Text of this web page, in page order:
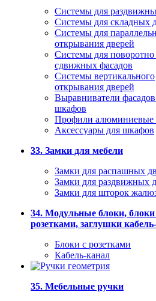
Системы для
Системы для складных
Системы для
открывания дверей
Системы для поворотно
сдвижных фасадов
Системы вертикального
открывания дверей
Выравниватели
шкафов
Профили алюминиевые
Аксессуары для шкафов
33. Замки для мебели
Замки для распашных
Замки для раздвижных
Замки для шторок
34. Модульные блоки, блоки
розетками, заглушки
Блоки с розетками
Кабель-канал
35. Мебельные ручки